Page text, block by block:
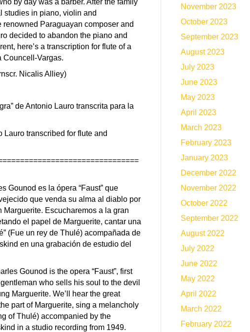
by day was a barber. After the family
studies in piano, violin and
Paraguayan composer and
decided to abandon the piano and
here’s a transcription for flute of a
Councell-Vargas.
Nicalis Alliey)
de Antonio Lauro transcrita para la
Lauro transcribed for flute and
Gounod es la ópera “Faust” que
que venda su alma al diablo por
Escucharemos a la gran
el papel de Marguerite, cantar una
(Fue un rey de Thulé) acompañada de
en una grabación de estudio del
Gounod is the opera “Faust”, first
who sells his soul to the devil
Marguerite. We’ll hear the great
part of Marguerite, sing a melancholy
of Thulé) accompanied by the
in a studio recording from 1949.
November 2023
October 2023
September 2023
August 2023
July 2023
June 2023
May 2023
April 2023
March 2023
February 2023
January 2023
December 2022
November 2022
October 2022
September 2022
August 2022
July 2022
June 2022
May 2022
April 2022
March 2022
February 2022